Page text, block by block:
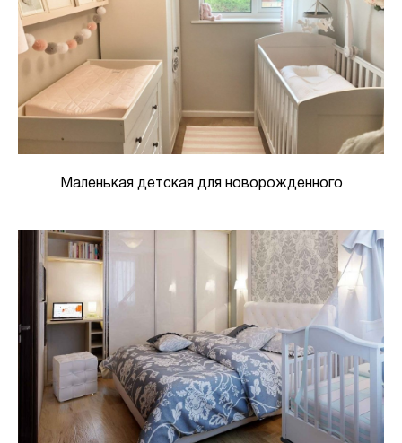
Маленькая детская для новорожденного